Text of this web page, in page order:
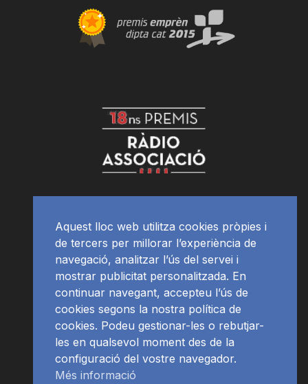
Aquest lloc web utilitza cookies pròpies i
de tercers per millorar l’experiència de
navegació, analitzar l’ús del servei i
mostrar publicitat personalitzada. En
continuar navegant, accepteu l’ús de
cookies segons la nostra política de
cookies. Podeu gestionar-les o rebutjar-
les en qualsevol moment des de la
configuració del vostre navegador.
Més informació